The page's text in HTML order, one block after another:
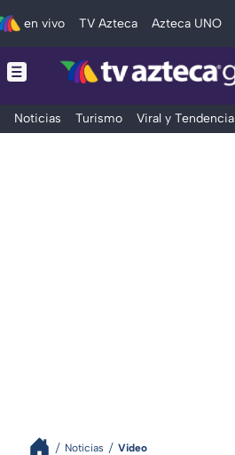
en vivo TV Azteca Azteca UNO
Noticias Turismo Viral y Tendencia
Noticias Video